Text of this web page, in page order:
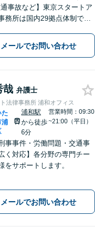
事故など】東京スタートア
務所は国内29拠点体制で全
相談は完全予約制)】各分野で
い弁護士が寄り添い解決を
メールでお問い合わせ
哉 弁護士
法律事務所 浦和オフィス
た
浦
浦和駅
から徒歩
6分
営業時間：09:30
~21:00（平日）
事事件・労働問題・交通事
く対応】各分野の専門チー
をサポートします。
メールでお問い合わせ